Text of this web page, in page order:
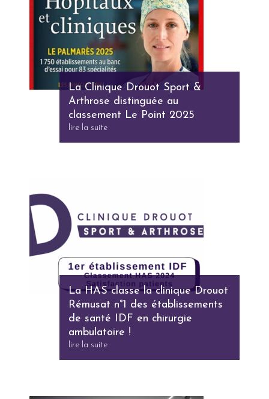
La Clinique Drouot Sport &
Arthrose distinguée au
classement Le Point 2025
lire la suite
La HAS classe la clinique Drouot
Rémusat n°1 des établissements
de santé IDF en chirurgie
ambulatoire !
lire la suite